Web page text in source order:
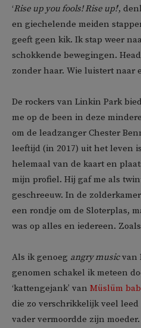
‘Rise up you fools! Rise up!’,
en giechelende meiden
geeft geen kik. Ik stap weer
schokkende bewegingen.
zonder haar. Wie luistert naar
De rockers van Linkin Park
me op de been in deze
om de leadzanger Chester
leeftijd (in 2017) uit het leven
helemaal van de kaart en
mijn profiel. Hij gaf me als
geschreeuw. In de
een rondje om de Sloterplas,
was op alles en iedereen.
Als ik genoeg angry musicvan
genomen schakel ik meteen
‘kattengejank’ van Müslüm
die zo verschrikkelijk veel
vader vermoordde zijn